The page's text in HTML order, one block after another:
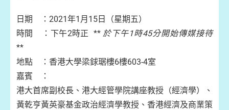
日期 ：2021年1月15日（星期五）
時間 ：下午2時正 ** 於下午1時45分開始傳媒接待
**
地點 ：香港大學梁銶琚樓6樓603-4室
嘉賓 ：
港大首席副校長、港大經管學院講座教授（經濟學）、
黃乾亨黃英豪基金政治經濟學教授、香港經濟及商業策